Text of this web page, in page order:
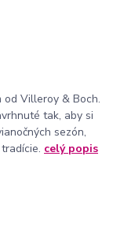
Villeroy & Boch.
tak, aby si
sezón,
celý popis